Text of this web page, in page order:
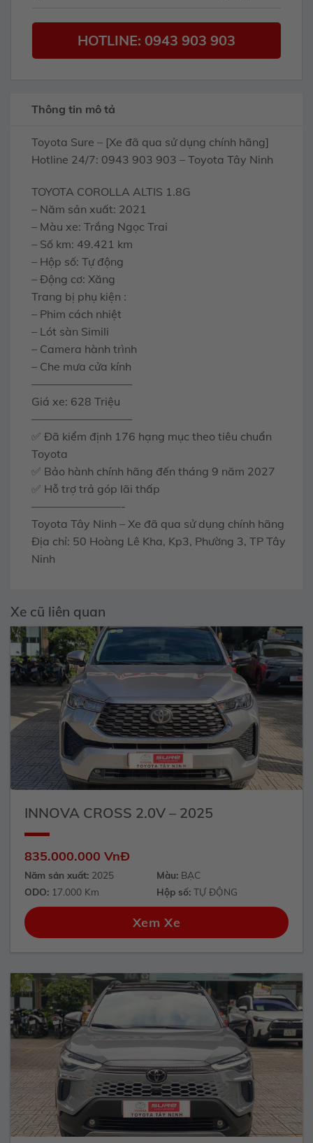
HOTLINE: 0943 903 903
Thông tin mô tả
Toyota Sure – [Xe đã qua sử dụng chính hãng]
Hotline 24/7: 0943 903 903 – Toyota Tây Ninh
TOYOTA COROLLA ALTIS 1.8G
– Năm sản xuất: 2021
– Màu xe: Trắng Ngọc Trai
– Số km: 49.421 km
– Hộp số: Tự động
– Động cơ: Xăng
Trang bị phụ kiện :
– Phim cách nhiệt
– Lót sàn Simili
– Camera hành trình
– Che mưa cửa kính
—————————
Giá xe: 628 Triệu
—————————
✅ Đã kiểm định 176 hạng mục theo tiêu chuẩn
Toyota
✅ Bảo hành chính hãng đến tháng 9 năm 2027
✅ Hỗ trợ trả góp lãi thấp
————————-
Toyota Tây Ninh – Xe đã qua sử dụng chính hãng
Địa chỉ: 50 Hoàng Lê Kha, Kp3, Phường 3, TP Tây
Ninh
Xe cũ liên quan
INNOVA CROSS 2.0V – 2025
835.000.000 VnĐ
Năm sản xuất:2025 Màu: BẠC
ODO:17.000 Km Hộp số: TỰ ĐỘNG
Xem Xe